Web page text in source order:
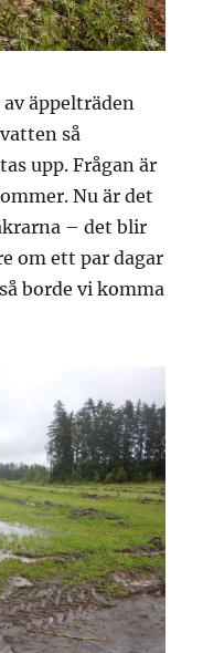
äppelträden
så
upp. Frågan är
Nu är det
– det blir
om ett par dagar
borde vi komma